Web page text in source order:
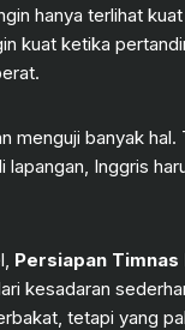
hanya terlihat
kuat ketika
menguji banyak
lapangan, Inggris
Persiapan Timnas
kesadaran
tetapi yang